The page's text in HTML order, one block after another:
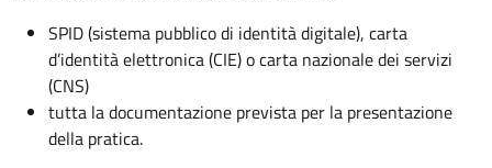
SPID (sistema pubblico di identità digitale), carta
d’identità elettronica (CIE) o carta nazionale dei servizi
(CNS)
tutta la documentazione prevista per la presentazione
della pratica.